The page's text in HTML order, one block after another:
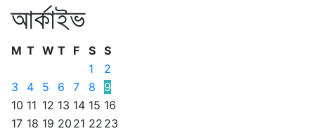
আর্কাইভ
M T W T F S S
1
2
3
4 5 6 7 8
9
10 11 12 13 14 15 16
17 18 19 20 21 22 23